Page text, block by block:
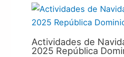
Actividades de
2025 República